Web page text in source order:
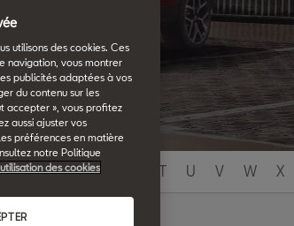
O P Q T U V W X
utilisons des cookies. Ces
navigation, vous montrer
publicités adaptées à vos
du contenu sur les
accepter », vous profitez
aussi ajuster vos
préférences en matière
notre Politique
des cookies